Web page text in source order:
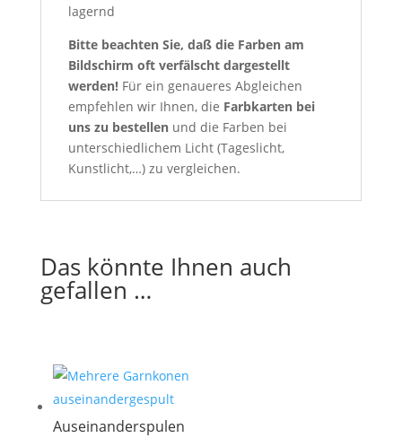
lagernd
Bitte beachten Sie, daß die Farben am
Bildschirm oft verfälscht dargestellt
werden! Für ein genaueres Abgleichen
empfehlen wir Ihnen, die Farbkarten bei
uns zu bestellen und die Farben bei
unterschiedlichem Licht (Tageslicht,
Kunstlicht,…) zu vergleichen.
Das könnte Ihnen auch
gefallen …
Auseinanderspulen